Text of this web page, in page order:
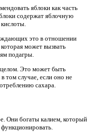
яблоки как часть
содержат яблочную
это в отношении
может вызвать
подагры.
целом. Это может быть
том случае, если оно не
сахара.
Они богаты калием, который